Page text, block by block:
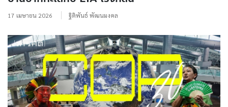
17 เมษายน 2026 ฐิติพันธ์ พัฒนมงคล